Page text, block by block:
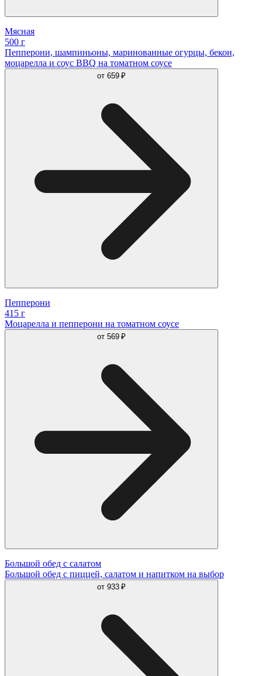
Мясная
500 г
Пепперони, шампиньоны, маринованные огурцы, бекон,
моцарелла и соус BBQ на томатном соусе
от 659 ₽
Пепперони
415 г
Моцарелла и пепперони на томатном соусе
от 569 ₽
Большой обед с салатом
Большой обед с пиццей, салатом и напитком на выбор
от 933 ₽